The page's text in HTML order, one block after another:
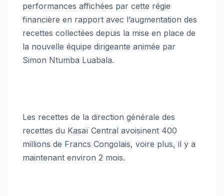
performances affichées par cette régie
financière en rapport avec l’augmentation des
recettes collectées depuis la mise en place de
la nouvelle équipe dirigeante animée par
Simon Ntumba Luabala.
Les recettes de la direction générale des
recettes du Kasaï Central avoisinent 400
millions de Francs Congolais, voire plus, il y a
maintenant environ 2 mois.